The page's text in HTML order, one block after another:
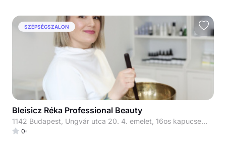
SZÉPSÉGSZALON
Bleisicz Réka Professional Beauty
1142 Budapest, Ungvár utca 20. 4. emelet, 16os kapucsengő
0